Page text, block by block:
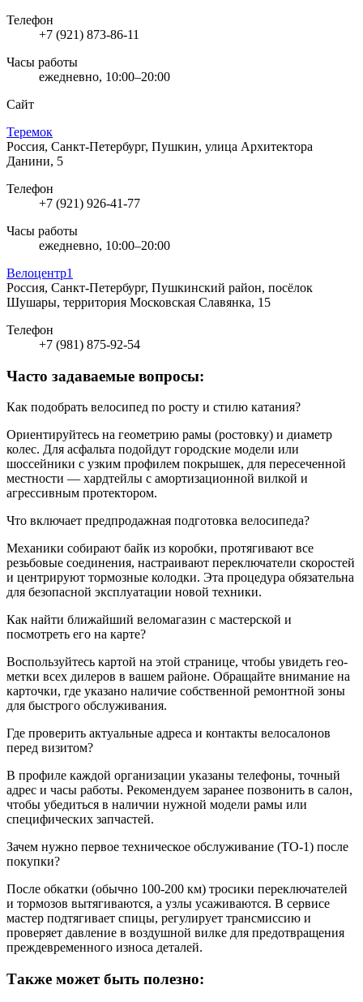
Телефон
+7 (921) 873-86-11
Часы работы
ежедневно, 10:00–20:00
Сайт
Теремок
Россия, Санкт-Петербург, Пушкин, улица Архитектора
Данини, 5
Телефон
+7 (921) 926-41-77
Часы работы
ежедневно, 10:00–20:00
Велоцентр1
Россия, Санкт-Петербург, Пушкинский район, посёлок
Шушары, территория Московская Славянка, 15
Телефон
+7 (981) 875-92-54
Часто задаваемые вопросы:
Как подобрать велосипед по росту и стилю катания?
Ориентируйтесь на геометрию рамы (ростовку) и диаметр
колес. Для асфальта подойдут городские модели или
шоссейники с узким профилем покрышек, для пересеченной
местности — хардтейлы с амортизационной вилкой и
агрессивным протектором.
Что включает предпродажная подготовка велосипеда?
Механики собирают байк из коробки, протягивают все
резьбовые соединения, настраивают переключатели скоростей
и центрируют тормозные колодки. Эта процедура обязательна
для безопасной эксплуатации новой техники.
Как найти ближайший веломагазин с мастерской и
посмотреть его на карте?
Воспользуйтесь картой на этой странице, чтобы увидеть гео-
метки всех дилеров в вашем районе. Обращайте внимание на
карточки, где указано наличие собственной ремонтной зоны
для быстрого обслуживания.
Где проверить актуальные адреса и контакты велосалонов
перед визитом?
В профиле каждой организации указаны телефоны, точный
адрес и часы работы. Рекомендуем заранее позвонить в салон,
чтобы убедиться в наличии нужной модели рамы или
специфических запчастей.
Зачем нужно первое техническое обслуживание (ТО-1) после
покупки?
После обкатки (обычно 100-200 км) тросики переключателей
и тормозов вытягиваются, а узлы усаживаются. В сервисе
мастер подтягивает спицы, регулирует трансмиссию и
проверяет давление в воздушной вилке для предотвращения
преждевременного износа деталей.
Также может быть полезно: